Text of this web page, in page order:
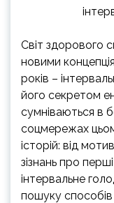
Світ здорового
новими
років –
його секретом
сумніваються в
соцмережах
історій: від
зізнань про
інтервальне
пошуку способів